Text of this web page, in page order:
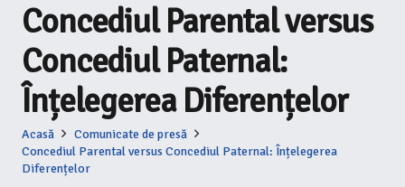
Concediul Parental versus
Concediul Paternal:
Înțelegerea Diferențelor
Acasă
Comunicate de presă
Concediul Parental versus Concediul Paternal: Înțelegerea
Diferențelor